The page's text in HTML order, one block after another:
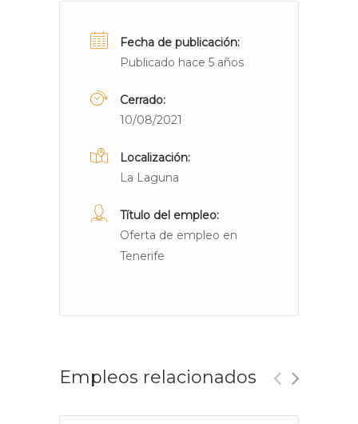
Fecha de publicación:
Publicado hace 5 años
Cerrado:
10/08/2021
Localización:
La Laguna
Título del empleo:
Oferta de empleo en
Tenerife
Empleos relacionados